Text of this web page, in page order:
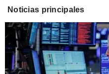
Noticias principales